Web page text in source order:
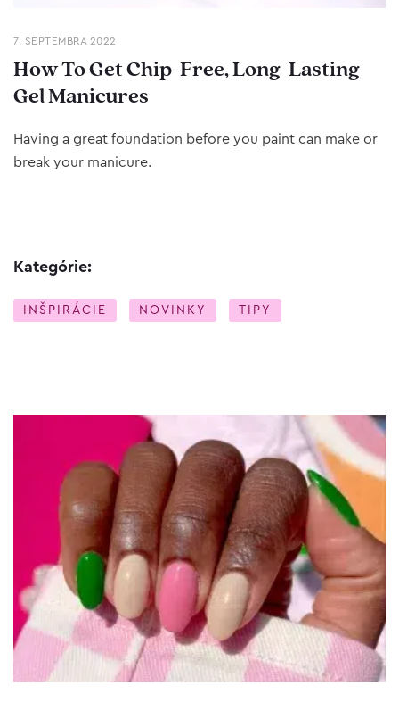
7. SEPTEMBRA 2022
How To Get Chip-Free, Long-Lasting
Gel Manicures
Having a great foundation before you paint can make or
break your manicure.
Kategórie:
INŠPIRÁCIE NOVINKY TIPY